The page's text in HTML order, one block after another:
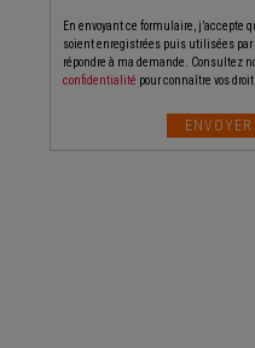
En envoyant ce formulaire, j’accepte
soient enregistrées puis utilisées par
répondre à ma demande. Consultez
confidentialité pour connaître vos